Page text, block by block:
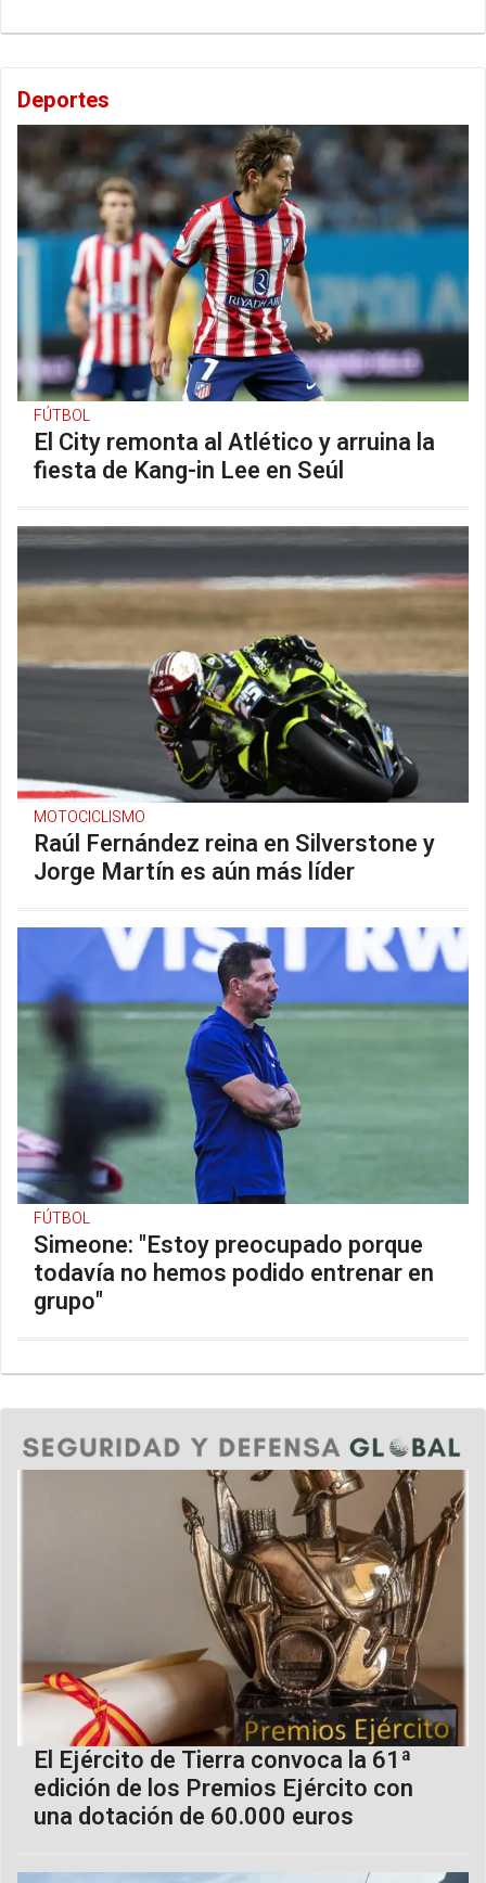
Deportes
FÚTBOL
El City remonta al Atlético y arruina la
fiesta de Kang-in Lee en Seúl
MOTOCICLISMO
Raúl Fernández reina en Silverstone y
Jorge Martín es aún más líder
FÚTBOL
Simeone: "Estoy preocupado porque
todavía no hemos podido entrenar en
grupo"
El Ejército de Tierra convoca la 61ª
edición de los Premios Ejército con
una dotación de 60.000 euros